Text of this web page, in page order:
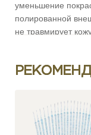
уменьшение
полированной
не травмирует